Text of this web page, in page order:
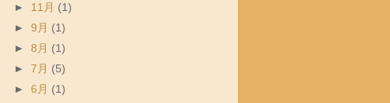
► 11月 (1)
►9月 (1)
►8月 (1)
►7月 (5)
►6月 (1)